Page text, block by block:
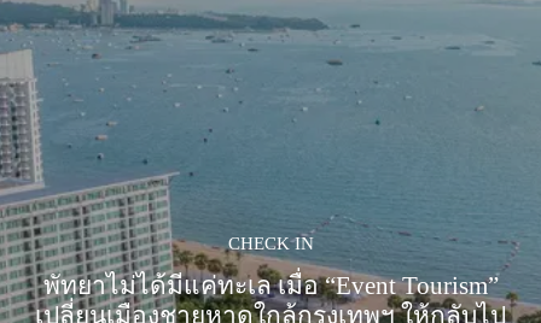
CHECK IN
พัทยาไม่ได้มีแค่ทะเล เมื่อ “Event Tourism”
เปลี่ยนเมืองชายหาดใกล้กรุงเทพฯ ให้กลับไป